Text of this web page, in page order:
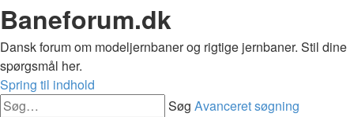
Baneforum.dk
Dansk forum om modeljernbaner og rigtige jernbaner. Stil dine
spørgsmål her.
Spring til indhold
Søg Avanceret søgning